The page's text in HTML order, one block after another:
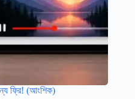
ফ্রি! (আংশিক)